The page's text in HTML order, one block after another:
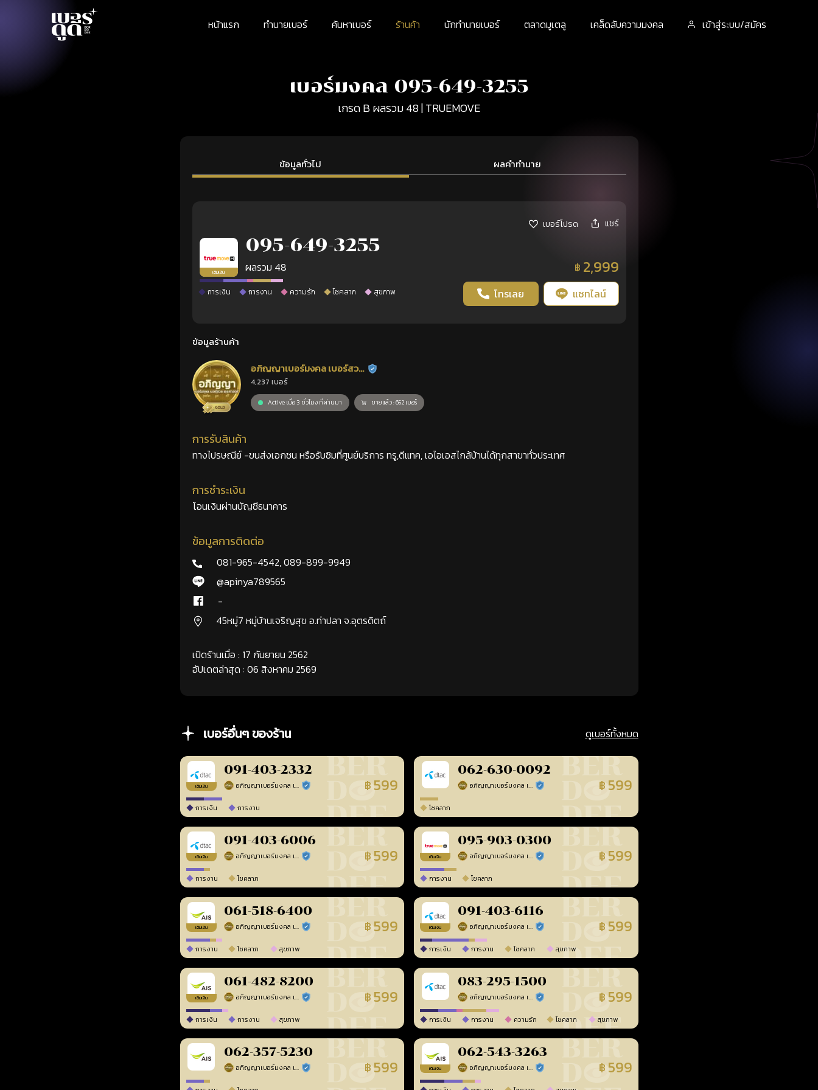
หน้าแรก ทำนายเบอร์ ค้นหาเบอร์ ร้านค้า นักทำนายเบอร์ ตลาดมูเตลู เคล็ดลับความมงคล เข้าสู่ระบบ/สมัคร
เบอร์มงคล 095-649-3255
เกรด B ผลรวม 48 | TRUEMOVE
ข้อมูลทั่วไป ผลคำทำนาย
เบอร์โปรด แชร์
เติมเงิน
095-649-3255
ผลรวม 48 ฿ 2,999
การเงิน การงาน ความรัก โชคลาภ สุขภาพ โทรเลย แชทไลน์
ข้อมูลร้านค้า
อภิญญาเบอร์มงคล เบอร์สวย
เลขศาสตร์
ร้านยืนยันแล้ว
4,237 เบอร์
Active เมื่อ 3 ชั่วโมง ที่ผ่านมา ขายแล้ว : 652 เบอร์
การรับสินค้า
ทางไปรษณีย์ -ขนส่งเอกชน หรือรับซิมที่ศูนย์บริการ ทรู,ดีแทค, เอไอเอสไกล้บ้านได้ทุกสาขาทั่วประเทศ
การชำระเงิน
โอนเงินผ่านบัญชีธนาคาร
ข้อมูลการติดต่อ
081-965-4542,089-899-9949
@apinya789565
-
45หมู่7 หมู่บ้านเจริญสุข อ.ท่าปลา จ.อุตรดิตถ์
เปิดร้านเมื่อ : 17 กันยายน 2562
อัปเดตล่าสุด : 06 สิงหาคม 2569
เบอร์อื่นๆ ของร้าน ดูเบอร์ทั้งหมด
เติมเงิน
091-403-2332
อภิญญาเบอร์มงคล เบอร์สวยเลขศาสตร์ ร้านยืนยันแล้ว ฿ 599
การเงิน การงาน
062-630-0092
อภิญญาเบอร์มงคล เบอร์สวยเลขศาสตร์ ร้านยืนยันแล้ว ฿ 599
โชคลาภ
เติมเงิน
091-403-6006
อภิญญาเบอร์มงคล เบอร์สวยเลขศาสตร์ ร้านยืนยันแล้ว ฿ 599
การงาน โชคลาภ
เติมเงิน
095-903-0300
อภิญญาเบอร์มงคล เบอร์สวยเลขศาสตร์ ร้านยืนยันแล้ว ฿ 599
การงาน โชคลาภ
เติมเงิน
061-518-6400
อภิญญาเบอร์มงคล เบอร์สวยเลขศาสตร์ ร้านยืนยันแล้ว ฿ 599
การงาน โชคลาภ สุขภาพ
เติมเงิน
091-403-6116
อภิญญาเบอร์มงคล เบอร์สวยเลขศาสตร์ ร้านยืนยันแล้ว ฿ 599
การเงิน การงาน โชคลาภ สุขภาพ
เติมเงิน
061-482-8200
อภิญญาเบอร์มงคล เบอร์สวยเลขศาสตร์ ร้านยืนยันแล้ว ฿ 599
การเงิน การงาน สุขภาพ
083-295-1500
อภิญญาเบอร์มงคล เบอร์สวยเลขศาสตร์ ร้านยืนยันแล้ว ฿ 599
การเงิน การงาน ความรัก โชคลาภ สุขภาพ
062-357-5230
อภิญญาเบอร์มงคล เบอร์สวยเลขศาสตร์ ร้านยืนยันแล้ว ฿ 599 เติมเงิน
062-543-3263
อภิญญาเบอร์มงคล เบอร์สวยเลขศาสตร์ ร้านยืนยันแล้ว ฿ 599